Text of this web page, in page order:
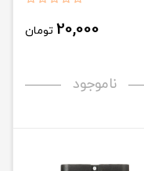
20,000 تومان
ناموجود